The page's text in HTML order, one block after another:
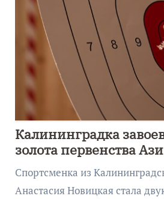
Калининградка
золота первенства
метанию ножа
Спортсменка из
Анастасия Новицкая стала